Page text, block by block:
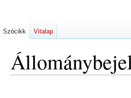
Szócikk Vitalap